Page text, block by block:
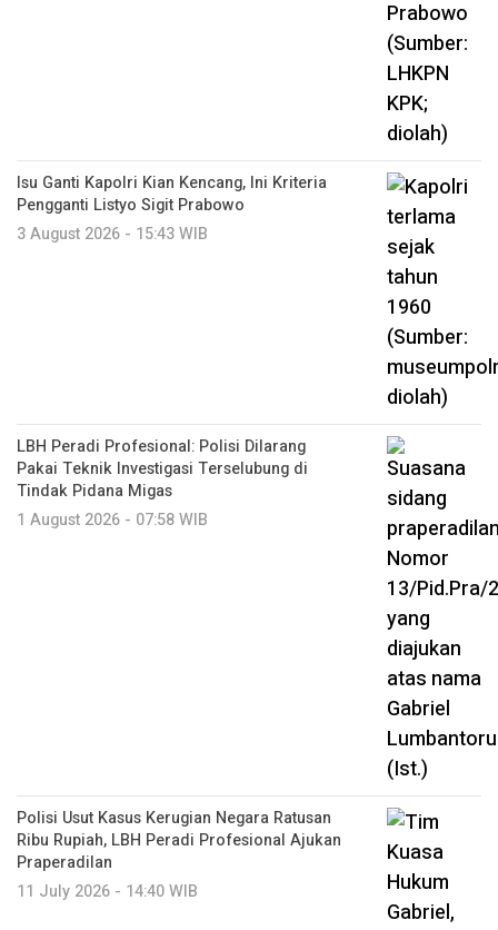
Isu Ganti Kapolri Kian Kencang, Ini Kriteria
Pengganti Listyo Sigit Prabowo
3 August 2026 - 15:43 WIB
LBH Peradi Profesional: Polisi Dilarang
Pakai Teknik Investigasi Terselubung di
Tindak Pidana Migas
1 August 2026 - 07:58 WIB
Polisi Usut Kasus Kerugian Negara Ratusan
Ribu Rupiah, LBH Peradi Profesional Ajukan
Praperadilan
11 July 2026 - 14:40 WIB